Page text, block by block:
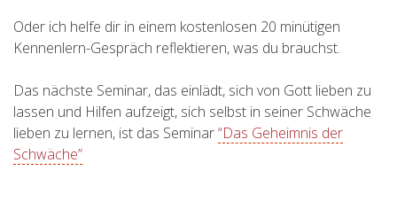
Oder ich helfe dir in einem kostenlosen 20 minütigen
Kennenlern-Gespräch reflektieren, was du brauchst.
Das nächste Seminar, das einlädt, sich von Gott lieben zu
lassen und Hilfen aufzeigt, sich selbst in seiner Schwäche
lieben zu lernen, ist das Seminar“Das Geheimnis der
Schwäche”